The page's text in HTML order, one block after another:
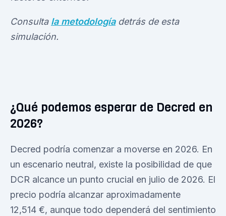
Consulta la metodologíadetrás de esta
simulación.
¿Qué podemos esperar de Decred en
2026?
Decred podría comenzar a moverse en 2026. En
un escenario neutral, existe la posibilidad de que
DCR alcance un punto crucial en julio de 2026. El
precio podría alcanzar aproximadamente
12,514 €, aunque todo dependerá del sentimiento